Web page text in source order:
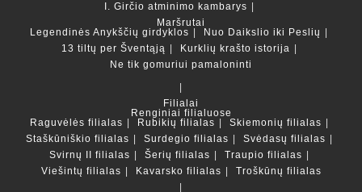
I. Girčio atminimo kambarys
Maršrutai
Legendinės Anykščių girdyklos
Nuo Daikslio iki Peslių
13 tiltų per Šventąją
Kurklių krašto istorija
Ne tik gomuriui pamaloninti
Filialai
Renginiai filialuose
Raguvėlės filialas
Rubikių filialas
Skiemonių filialas
Staškūniškio filialas
Surdegio filialas
Svėdasų filialas
Svirnų II filialas
Šerių filialas
Traupio filialas
Viešintų filialas
Kavarsko filialas Troškūnų filialas